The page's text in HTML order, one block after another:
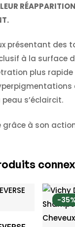
présentant des
à la surface
plus
s’éclaircit.
grâce à son
-